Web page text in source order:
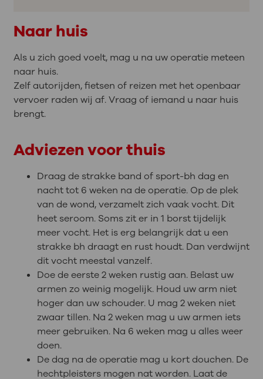
Naar huis
Als u zich goed voelt, mag u na uw operatie meteen
naar huis.
Zelf autorijden, fietsen of reizen met het openbaar
vervoer raden wij af. Vraag of iemand u naar huis
brengt.
Adviezen voor thuis
Draag de strakke band of sport-bh dag en
nacht tot 6 weken na de operatie. Op de plek
van de wond, verzamelt zich vaak vocht. Dit
heet seroom. Soms zit er in 1 borst tijdelijk
meer vocht. Het is erg belangrijk dat u een
strakke bh draagt en rust houdt. Dan verdwijnt
dit vocht meestal vanzelf.
Doe de eerste 2 weken rustig aan. Belast uw
armen zo weinig mogelijk. Houd uw arm niet
hoger dan uw schouder. U mag 2 weken niet
zwaar tillen. Na 2 weken mag u uw armen iets
meer gebruiken. Na 6 weken mag u alles weer
doen.
De dag na de operatie mag u kort douchen. De
hechtpleisters mogen nat worden. Laat de